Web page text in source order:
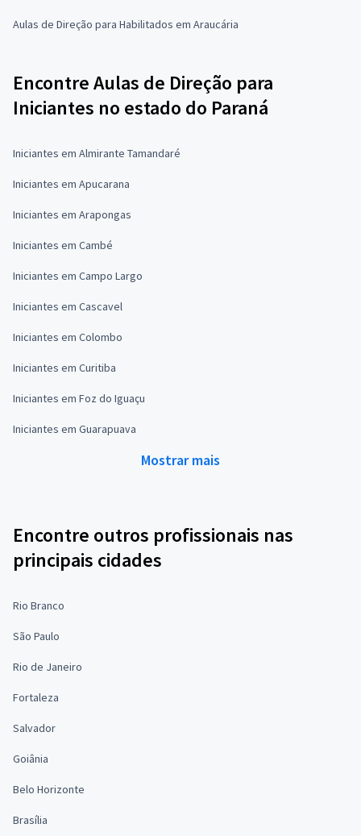
Aulas de Direção para Habilitados em Araucária
Encontre Aulas de Direção para
Iniciantes no estado do Paraná
Iniciantes em Almirante Tamandaré
Iniciantes em Apucarana
Iniciantes em Arapongas
Iniciantes em Cambé
Iniciantes em Campo Largo
Iniciantes em Cascavel
Iniciantes em Colombo
Iniciantes em Curitiba
Iniciantes em Foz do Iguaçu
Iniciantes em Guarapuava
Mostrar mais
Encontre outros profissionais nas
principais cidades
Rio Branco
São Paulo
Rio de Janeiro
Fortaleza
Salvador
Goiânia
Belo Horizonte
Brasília